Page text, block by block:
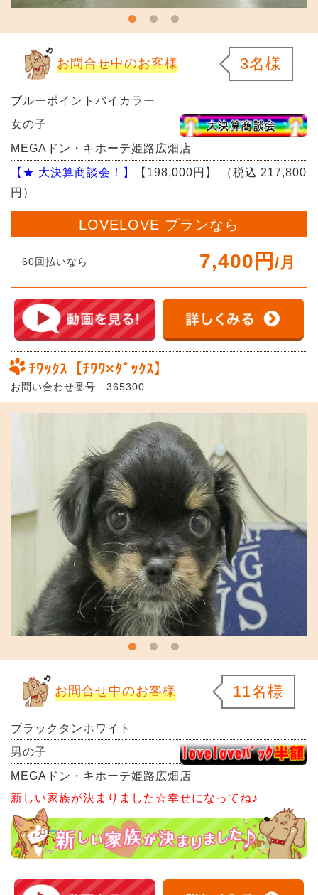
お問合せ中のお客様 3名様
ブルーポイントバイカラー
女の子
MEGAドン・キホーテ姫路広畑店
【★ 大決算商談会！】
【198,000円】
（税込 217,800
円）
LOVELOVE プランなら
60回払いなら 7,400円 /月
ﾁﾜｯｸｽ【ﾁﾜﾜ×ﾀﾞｯｸｽ】
お問い合わせ番号 365300
お問合せ中のお客様 11名様
ブラックタンホワイト
男の子
MEGAドン・キホーテ姫路広畑店
新しい家族が決まりました☆幸せになってね♪